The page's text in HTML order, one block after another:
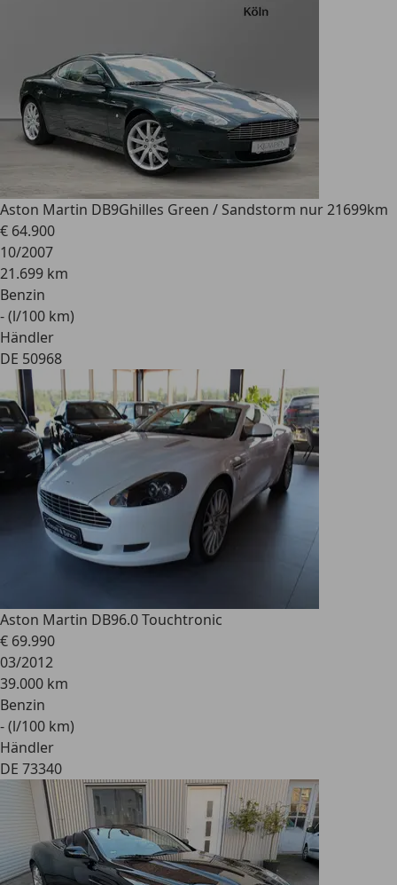
Aston Martin DB9Ghilles Green / Sandstorm nur 21699km
€ 64.900
10/2007
21.699 km
Benzin
- (l/100 km)
Händler
DE 50968
Aston Martin DB96.0 Touchtronic
€ 69.990
03/2012
39.000 km
Benzin
- (l/100 km)
Händler
DE 73340